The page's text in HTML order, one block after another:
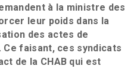
à la ministre des
leur poids dans la
des actes de
Ce faisant, ces syndicats
de la CHAB qui est